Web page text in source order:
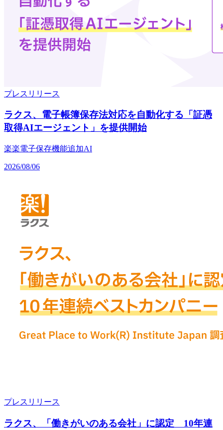
プレスリリース
ラクス、電子帳簿保存法対応を自動化する「証憑
取得AIエージェント」を提供開始
楽楽電子保存機能追加AI
2026/08/06
プレスリリース
ラクス、「働きがいのある会社」に認定 10年連